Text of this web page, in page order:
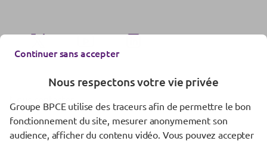
Mentions réglementaires
Continuer sans accepter
Nous respectons votre vie privée
Groupe BPCE utilise des traceurs afin de permettre le bon
fonctionnement du site, mesurer anonymement son
audience, afficher du contenu vidéo. Vous pouvez accepter